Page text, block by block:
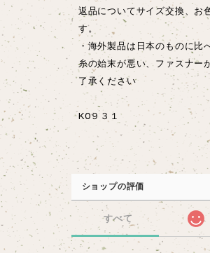
返品についてサイズ交換、お
す。
・海外製品は日本のものに
糸の始末が悪い、ファスナー
了承ください
K0９３１
ショップの評価
すべて